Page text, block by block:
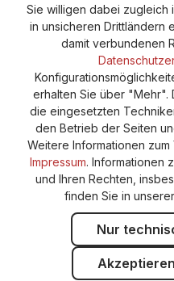
Sie willigen dabei zugleich
in unsicheren Drittländern
damit verbundenen
erhalten Sie über "Mehr".
die eingesetzten
den Betrieb der Seiten
Weitere Informationen
Impressum. Informationen
und Ihren Rechten,
finden Sie in unserer
Nur
Akzeptieren